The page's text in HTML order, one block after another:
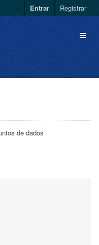
Entrar Registrar
de dados